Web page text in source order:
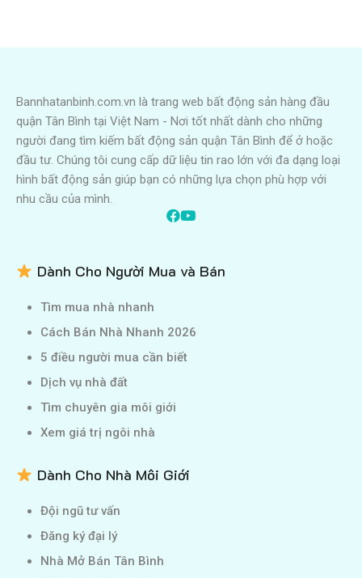
Bannhatanbinh.com.vn là trang web bất động sản hàng đầu
quận Tân Bình tại Việt Nam - Nơi tốt nhất dành cho những
người đang tìm kiếm bất động sản quận Tân Bình để ở hoặc
đầu tư. Chúng tôi cung cấp dữ liệu tin rao lớn với đa dạng loại
hình bất động sản giúp bạn có những lựa chọn phù hợp với
nhu cầu của mình.
Dành Cho Người Mua và Bán
Tìm mua nhà nhanh
Cách Bán Nhà Nhanh 2026
5 điều người mua cần biết
Dịch vụ nhà đất
Tìm chuyên gia môi giới
Xem giá trị ngôi nhà
Dành Cho Nhà Môi Giới
Đội ngũ tư vấn
Đăng ký đại lý
Nhà Mở Bán Tân Bình